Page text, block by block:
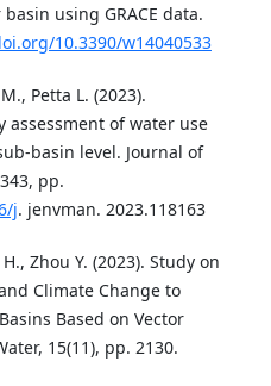
using GRACE data.
10.3390/w14040533
Petta L. (2023).
of water use
basin level. Journal of
pp.
j. jenvman. 2023.118163
Zhou Y. (2023). Study on
Climate Change to
Based on Vector
15(11), pp. 2130.